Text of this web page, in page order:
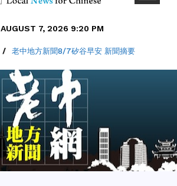
AUGUST 7, 2026 9:20 PM
/ 老中地方新聞8/7矽谷早安 新聞摘要